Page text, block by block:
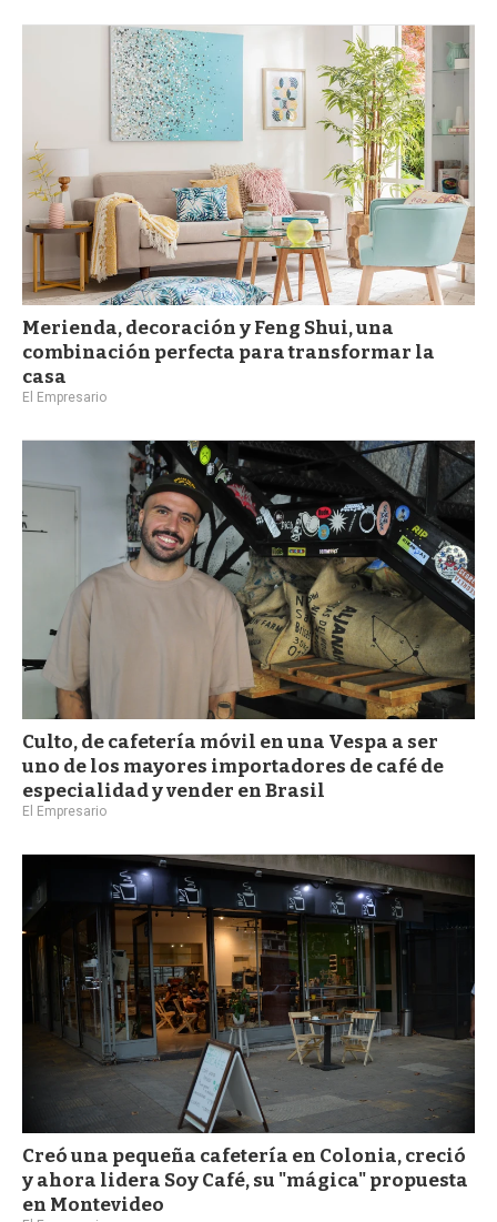
Merienda, decoración y Feng Shui, una
combinación perfecta para transformar la
casa
El Empresario
Culto, de cafetería móvil en una Vespa a ser
uno de los mayores importadores de café de
especialidad y vender en Brasil
El Empresario
Creó una pequeña cafetería en Colonia, creció
y ahora lidera Soy Café, su "mágica" propuesta
en Montevideo